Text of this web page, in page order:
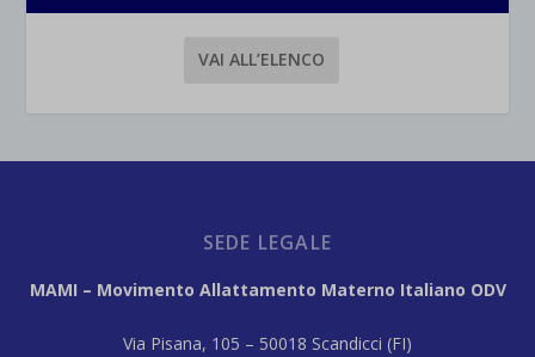
VAI ALL’ELENCO
SEDE LEGALE
MAMI – Movimento Allattamento Materno Italiano ODV
Via Pisana, 105 – 50018 Scandicci (FI)